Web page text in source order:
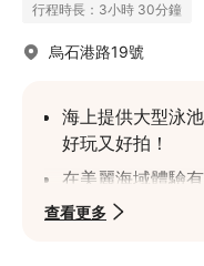
行程時長：3小時 30分鐘
烏石港路19號
海上提供大型泳
好玩又好拍！
在美麗海域體驗
齊全，安全有保障
查看更多